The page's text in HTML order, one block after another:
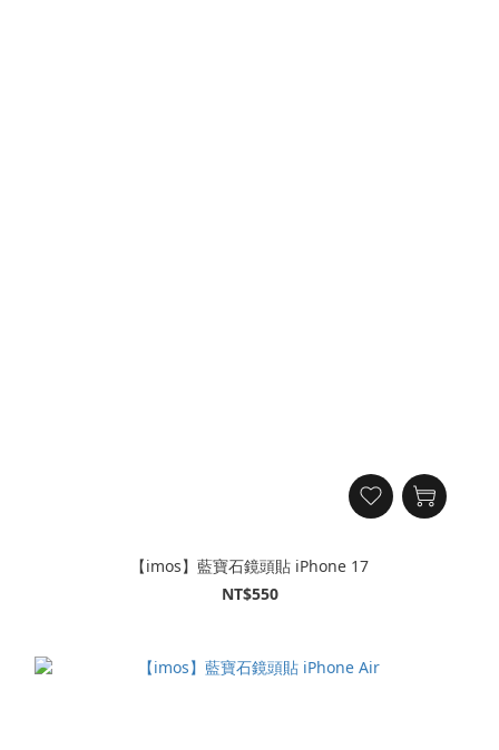
【imos】藍寶石鏡頭貼 iPhone 17
NT$550